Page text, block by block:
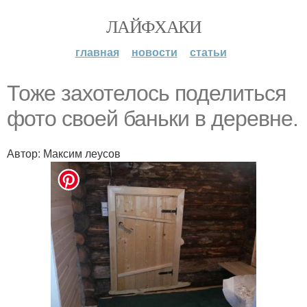
ЛАЙФХАКИ
главная новости статьи
Тоже захотелось поделиться
фото своей баньки в деревне.
Автор: Максим леусов